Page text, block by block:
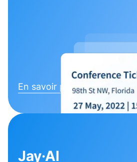
En savoir plus
Jay·AI